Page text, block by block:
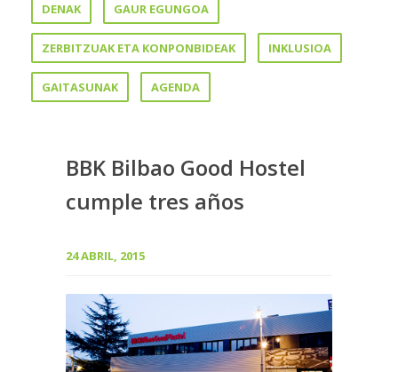
DENAK GAUR EGUNGOA
ZERBITZUAK ETA KONPONBIDEAK INKLUSIOA
GAITASUNAK AGENDA
BBK Bilbao Good Hostel
cumple tres años
24 ABRIL, 2015